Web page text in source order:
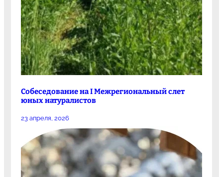
Собеседование на I Межрегиональный слет
юных натуралистов
23 апреля, 2026